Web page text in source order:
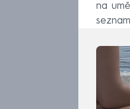
na